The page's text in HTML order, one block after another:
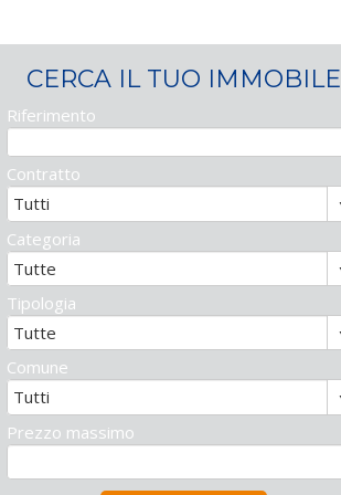
CERCA IL TUO IMMOBILE
Riferimento
Contratto
Categoria
Tipologia
Comune
Prezzo massimo